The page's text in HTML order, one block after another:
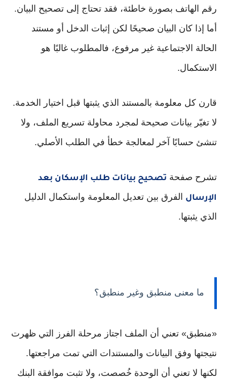
رقم الهاتف بصورة خاطئة، فقد تحتاج إلى تصحيح البيان.
أما إذا كان البيان صحيحًا لكن إثبات الدخل أو مستند
الحالة الاجتماعية غير مرفوع، فالمطلوب غالبًا هو
الاستكمال.
قارن كل معلومة بالمستند الذي يثبتها قبل اختيار الخدمة.
لا تغيّر بيانات صحيحة لمجرد محاولة تسريع الملف، ولا
تنشئ حسابًا آخر لمعالجة خطأ في الطلب الأصلي.
تشرح صفحة تصحيح بيانات طلب الإسكان بعد
الإرسال
الفرق بين تعديل المعلومة واستكمال الدليل
الذي يثبتها.
ما معنى منطبق وغير منطبق؟
«منطبق» تعني أن الملف اجتاز مرحلة الفرز التي ظهرت
نتيجتها وفق البيانات والمستندات التي تمت مراجعتها.
لكنها لا تعني أن الوحدة خُصصت، ولا تثبت موافقة البنك